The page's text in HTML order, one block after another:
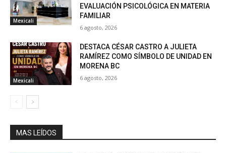
Mexicali
EVALUACIÓN PSICOLÓGICA EN MATERIA
FAMILIAR
6 agosto, 2026
Mexicali
DESTACA CÉSAR CASTRO A JULIETA
RAMÍREZ COMO SÍMBOLO DE UNIDAD EN
MORENA BC
6 agosto, 2026
MAS LEÍDOS